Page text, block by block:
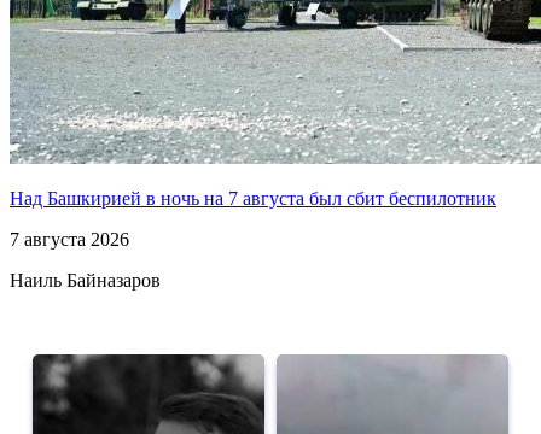
Над Башкирией в ночь на 7 августа был сбит беспилотник
7 августа 2026
Наиль Байназаров